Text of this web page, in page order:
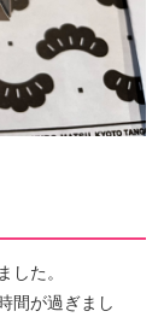
した。
間が過ぎまし